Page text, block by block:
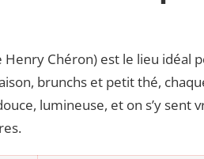
Henry Chéron) est le lieu idéal
brunchs et petit thé,
lumineuse, et on s’y sent